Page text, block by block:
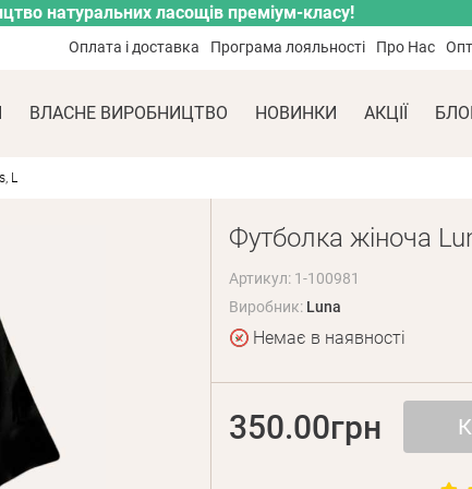
натуральних ласощів преміум-класу!
Оплата і доставка Програма лояльності Про Нас
ВЛАСНЕ ВИРОБНИЦТВО НОВИНКИ АКЦІЇ
L
Футболка жіноча
Артикул: 1-100981
Виробник: Luna
Немає в наявності
350.00грн